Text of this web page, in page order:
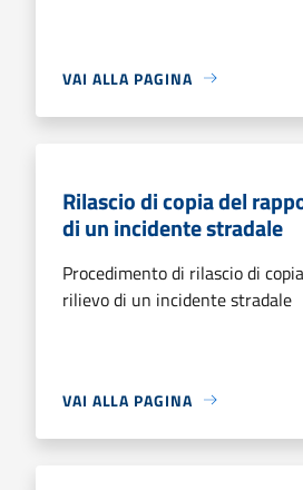
VAI ALLA PAGINA
Rilascio di copia del
di un incidente stradale
Procedimento di rilascio di
rilievo di un incidente stradale
VAI ALLA PAGINA